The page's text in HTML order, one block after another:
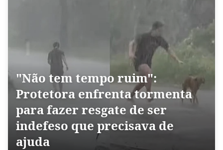
"Não tem tempo ruim":
Protetora enfrenta tormenta
para fazer resgate de ser
indefeso que precisava de
ajuda